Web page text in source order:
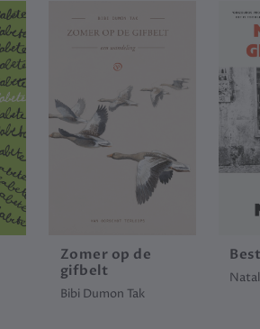
Zomer op de
gifbelt
Bibi Dumon Tak